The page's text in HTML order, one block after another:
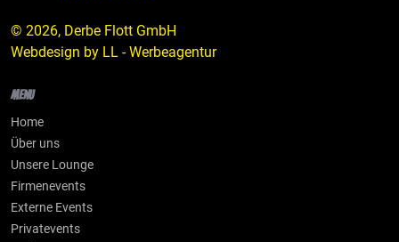
© 2026, Derbe Flott GmbH
Webdesign by LL - Werbeagentur
Menu
Home
Über uns
Unsere Lounge
Firmenevents
Externe Events
Privatevents